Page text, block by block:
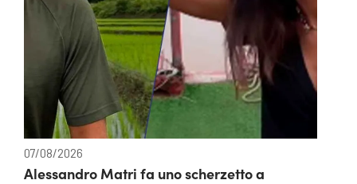
07/08/2026
Alessandro Matri fa uno scherzetto a